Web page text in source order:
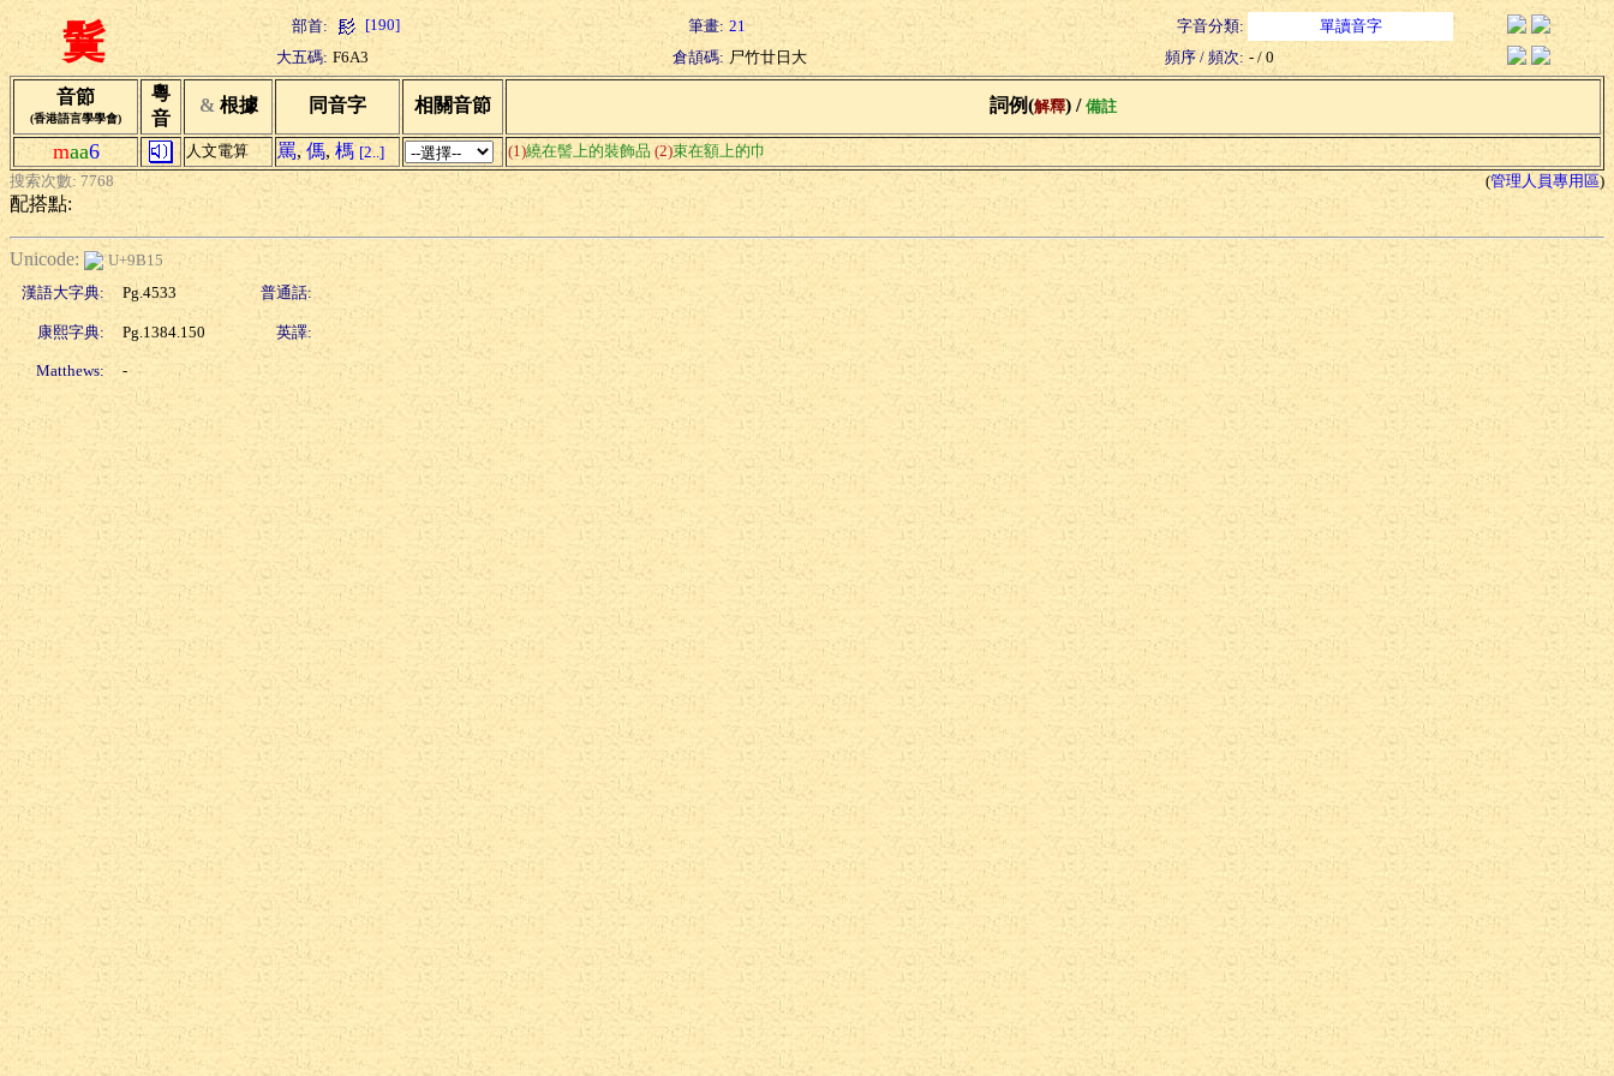
鬕 部首: [190] 筆畫: 21 字音分類:
單讀音字
大五碼: F6A3 倉頡碼: 尸竹廿日大 頻序 / 頻次: - / 0
音節
(香港語言學學會)
粵
音
& 根據 同音字 相關音節 詞例(解釋) / 備註
maa6 人文電算 罵, 傌, 榪 [2..] (1)繞在髻上的裝飾品 (2)束在額上的巾
搜索次數: 7768
(管理人員專用區)
配搭點:
Unicode:
U+9B15
漢語大字典:
Pg.4533 普通話:
康熙字典: Pg.1384.150 英譯:
Matthews: -